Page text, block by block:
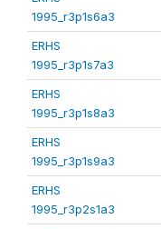
1995_r3p1s6a3
ERHS
1995_r3p1s7a3
ERHS
1995_r3p1s8a3
ERHS
1995_r3p1s9a3
ERHS
1995_r3p2s1a3